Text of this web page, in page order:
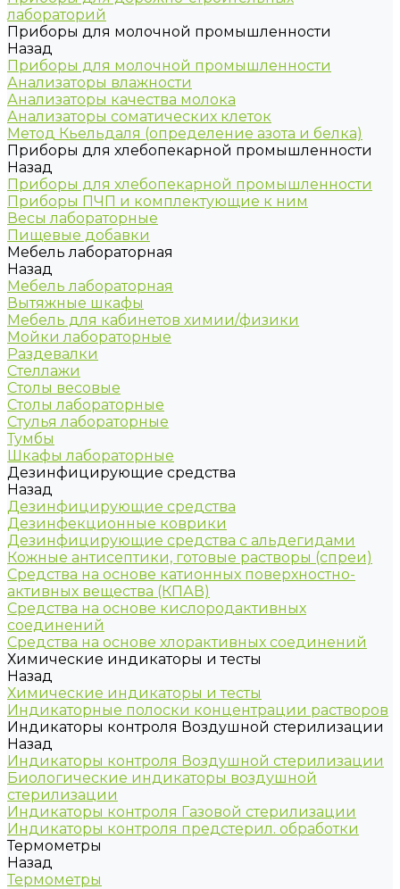
лабораторий
Приборы для молочной промышленности
Назад
Приборы для молочной промышленности
Анализаторы влажности
Анализаторы качества молока
Анализаторы соматических клеток
Метод Кьельдаля (определение азота и белка)
Приборы для хлебопекарной промышленности
Назад
Приборы для хлебопекарной промышленности
Приборы ПЧП и комплектующие к ним
Весы лабораторные
Пищевые добавки
Мебель лабораторная
Назад
Мебель лабораторная
Вытяжные шкафы
Мебель для кабинетов химии/физики
Мойки лабораторные
Раздевалки
Стеллажи
Столы весовые
Столы лабораторные
Стулья лабораторные
Тумбы
Шкафы лабораторные
Дезинфицирующие средства
Назад
Дезинфицирующие средства
Дезинфекционные коврики
Дезинфицирующие средства с альдегидами
Кожные антисептики, готовые растворы (спреи)
Средства на основе катионных поверхностно-
активных вещества (КПАВ)
Средства на основе кислородактивных
соединений
Средства на основе хлорактивных соединений
Химические индикаторы и тесты
Назад
Химические индикаторы и тесты
Индикаторные полоски концентрации растворов
Индикаторы контроля Воздушной стерилизации
Назад
Индикаторы контроля Воздушной стерилизации
Биологические индикаторы воздушной
стерилизации
Индикаторы контроля Газовой стерилизации
Индикаторы контроля предстерил. обработки
Термометры
Назад
Термометры